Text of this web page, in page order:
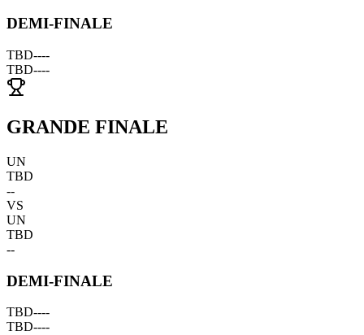
DEMI-FINALE
TBD----
TBD----
GRANDE FINALE
UN
TBD
--
VS
UN
TBD
--
DEMI-FINALE
TBD----
TBD----